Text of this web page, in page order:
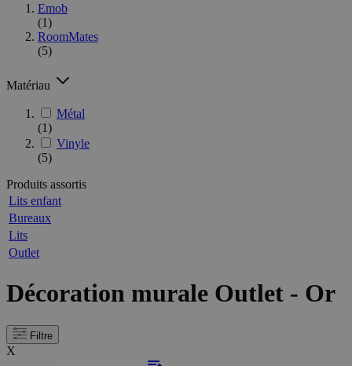
Emob
(1)
RoomMates
(5)
Matériau
Métal
(1)
Vinyle
(5)
Produits assortis
Lits enfant
Bureaux
Lits
Outlet
Décoration murale Outlet - Or
Filtre
X